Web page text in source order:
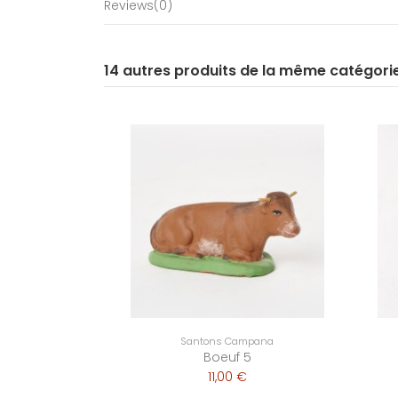
Reviews(0)
14 autres produits de la même
Santons Campana
Boeuf 5
11,00 €